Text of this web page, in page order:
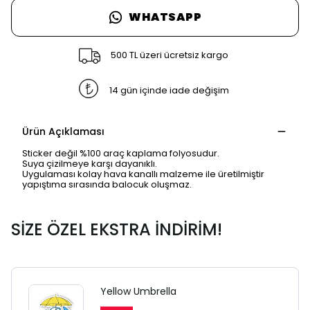
WHATSAPP
500 TL üzeri ücretsiz kargo
14 gün içinde iade değişim
Ürün Açıklaması
Sticker değil %100 araç kaplama folyosudur.
Suya çizilmeye karşı dayanıklı.
Uygulaması kolay hava kanallı malzeme ile üretilmiştir
yapıştıma sırasında balocuk oluşmaz.
SİZE ÖZEL EKSTRA İNDİRİM!
Yellow Umbrella